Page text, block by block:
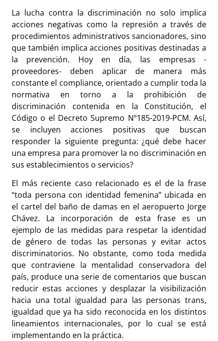
La lucha contra la discriminación no solo implica
acciones negativas como la represión a través de
procedimientos administrativos sancionadores, sino
que también implica acciones positivas destinadas a
la prevención. Hoy en día, las empresas -
proveedores- deben aplicar de manera más
constante el compliance, orientado a cumplir toda la
normativa en torno a la prohibición de
discriminación contenida en la Constitución, el
Código o el Decreto Supremo Nº185-2019-PCM. Así,
se incluyen acciones positivas que buscan
responder la siguiente pregunta: ¿qué debe hacer
una empresa para promover la no discriminación en
sus establecimientos o servicios?
El más reciente caso relacionado es el de la frase
“toda persona con identidad femenina” ubicada en
el cartel del baño de damas en el aeropuerto Jorge
Chávez. La incorporación de esta frase es un
ejemplo de las medidas para respetar la identidad
de género de todas las personas y evitar actos
discriminatorios. No obstante, como toda medida
que contraviene la mentalidad conservadora del
país, produce una serie de comentarios que buscan
reducir estas acciones y desplazar la visibilización
hacia una total igualdad para las personas trans,
igualdad que ya ha sido reconocida en los distintos
lineamientos internacionales, por lo cual se está
implementando en la práctica.